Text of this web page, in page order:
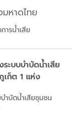
หาดไทย
ารน้ำเสีย
ะบบบำบัดน้ำเสีย
เก็ต 1 แห่ง
ำบัดน้ำเสียชุมชน